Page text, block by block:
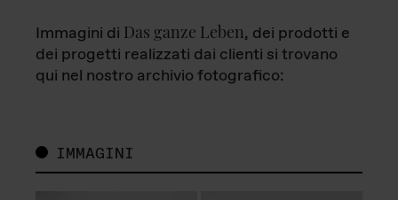
Immagini di Das ganze Leben, dei prodotti e
dei progetti realizzati dai clienti si trovano
qui nel nostro archivio fotografico:
IMMAGINI